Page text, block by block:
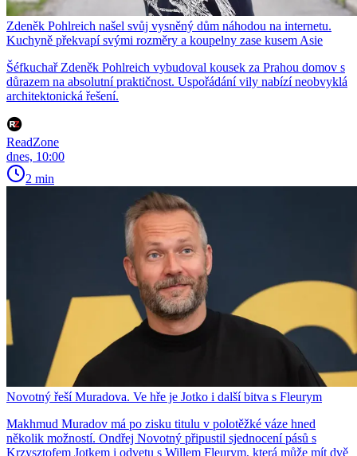
Zdeněk Pohlreich našel svůj vysněný dům náhodou na internetu.
Kuchyně překvapí svými rozměry a koupelny zase kusem Asie
Šéfkuchař Zdeněk Pohlreich vybudoval kousek za Prahou domov s
důrazem na absolutní praktičnost. Uspořádání vily nabízí neobvyklá
architektonická řešení.
ReadZone
dnes, 10:00
2 min
Novotný řeší Muradova. Ve hře je Jotko i další bitva s Fleurym
Makhmud Muradov má po zisku titulu v polotěžké váze hned
několik možností. Ondřej Novotný připustil sjednocení pásů s
Krzysztofem Jotkem i odvetu s Willem Fleurym, která může mít dvě